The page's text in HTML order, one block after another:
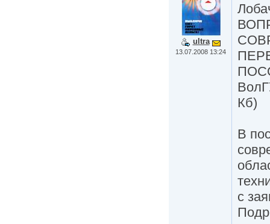
ultra
13.07.2008 13:24
Кб)
В
с